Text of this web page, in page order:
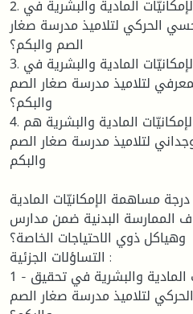
2. التعرف على درجة مساهمة الإمكانيّات المادية والبشرية في
الحركي لتلاميذ مدرسة صغار
الصم والبكم؟
3. التعرف على درجة مساهمة الإمكانيّات المادية والبشرية في
لتلاميذ مدرسة صغار الصم
والبكم؟
4. التعرف على درجة مساهمة الإمكانيّات المادية والبشرية هم
لتلاميذ مدرسة صغار الصم
والبكم
مساهمة الإمكانيّات المادية
الممارسة البدنية ضمن مدارس
وهياكل ذوي الاحتياجات الخاصة؟
التساؤلات الجزئية :
1 - ما درجة مساهمة الإمكانيّات المادية والبشرية في تحقيق
لتلاميذ مدرسة صغار الصم